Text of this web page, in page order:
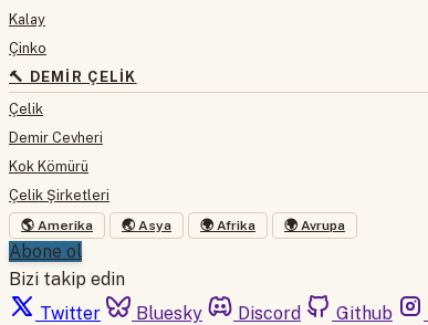
Kalay
Çinko
🔨 DEMIR ÇELIK
Çelik
Demir Cevheri
Kok Kömürü
Çelik Şirketleri
🌎 Amerika 🌏 Asya 🌍 Afrika 🌍 Avrupa
Abone ol
Bizi takip edin
Twitter
Bluesky Discord Github